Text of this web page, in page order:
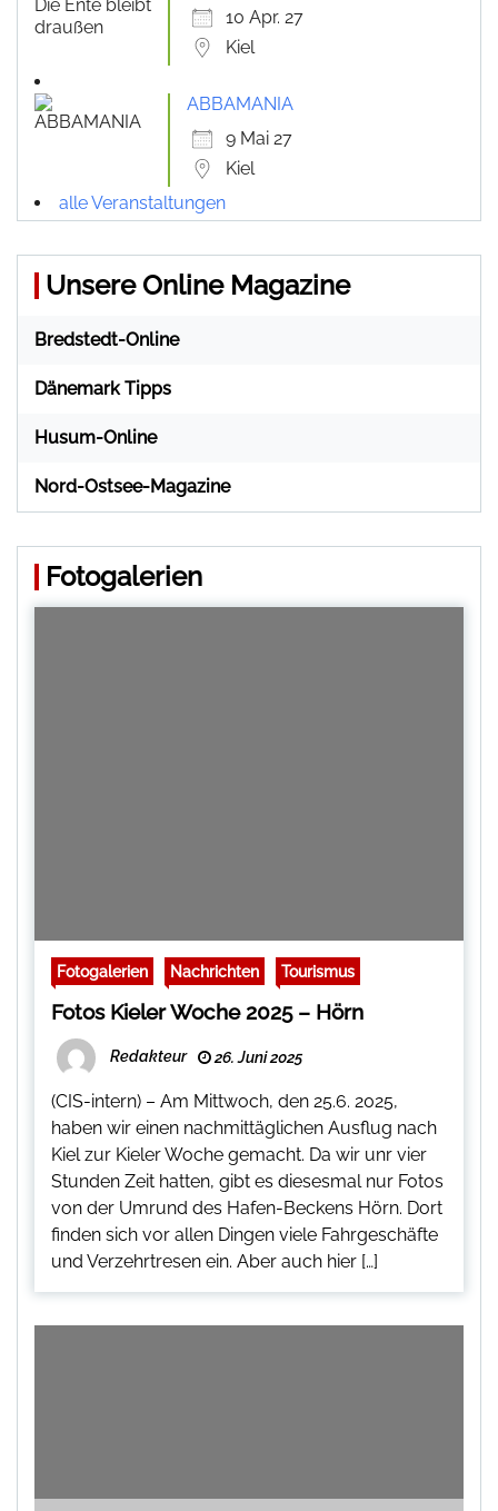
10 Apr. 27
Kiel
ABBAMANIA
9 Mai 27
Kiel
alle Veranstaltungen
Unsere Online Magazine
Bredstedt-Online
Dänemark Tipps
Husum-Online
Nord-Ostsee-Magazine
Fotogalerien
Fotogalerien Nachrichten Tourismus
Fotos Kieler Woche 2025 – Hörn
Redakteur 26. Juni 2025
(CIS-intern) – Am Mittwoch, den 25.6. 2025,
haben wir einen nachmittäglichen Ausflug nach
Kiel zur Kieler Woche gemacht. Da wir unr vier
Stunden Zeit hatten, gibt es diesesmal nur Fotos
von der Umrund des Hafen-Beckens Hörn. Dort
finden sich vor allen Dingen viele Fahrgeschäfte
und Verzehrtresen ein. Aber auch hier […]